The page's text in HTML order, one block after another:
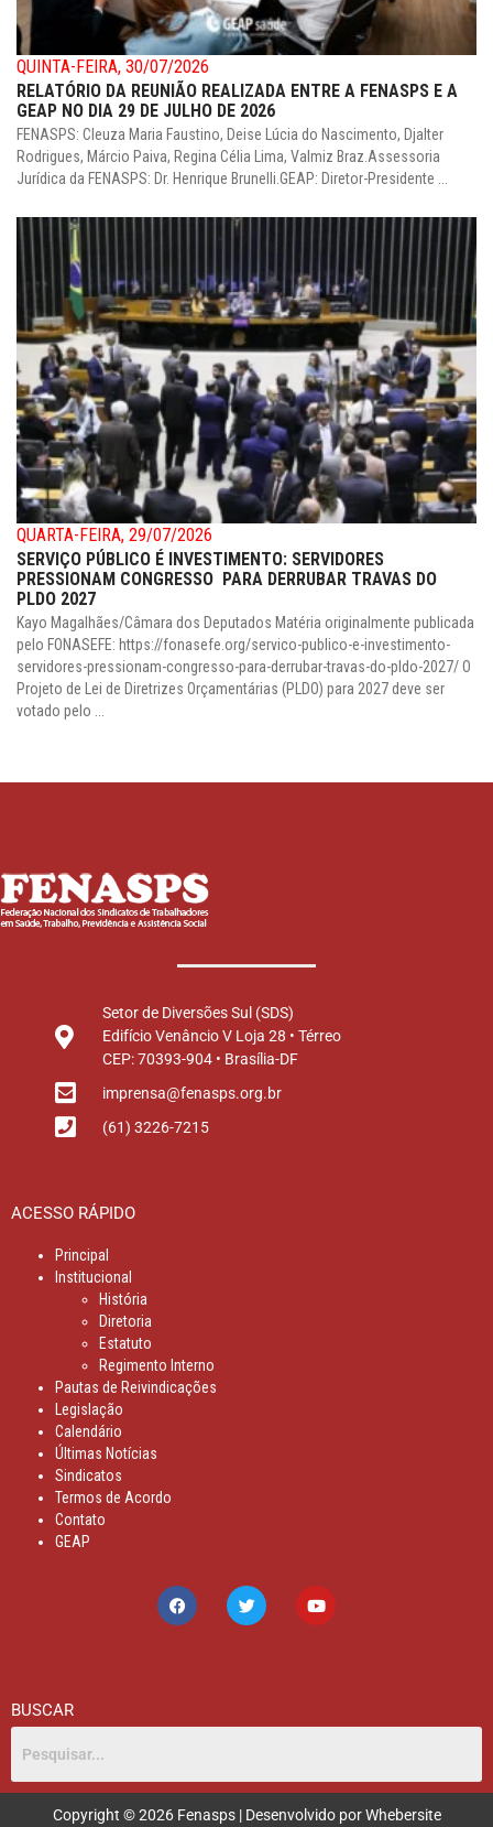
QUINTA-FEIRA, 30/07/2026
RELATÓRIO DA REUNIÃO REALIZADA ENTRE A FENASPS E A
GEAP NO DIA 29 DE JULHO DE 2026
FENASPS: Cleuza Maria Faustino, Deise Lúcia do Nascimento, Djalter
Rodrigues, Márcio Paiva, Regina Célia Lima, Valmiz Braz.Assessoria
Jurídica da FENASPS: Dr. Henrique Brunelli.GEAP: Diretor-Presidente ...
QUARTA-FEIRA, 29/07/2026
SERVIÇO PÚBLICO É INVESTIMENTO: SERVIDORES
PRESSIONAM CONGRESSO PARA DERRUBAR TRAVAS DO
PLDO 2027
Kayo Magalhães/Câmara dos Deputados Matéria originalmente publicada
pelo FONASEFE: https://fonasefe.org/servico-publico-e-investimento-
servidores-pressionam-congresso-para-derrubar-travas-do-pldo-2027/ O
Projeto de Lei de Diretrizes Orçamentárias (PLDO) para 2027 deve ser
votado pelo ...
Setor de Diversões Sul (SDS)
Edifício Venâncio V Loja 28 • Térreo
CEP: 70393-904 • Brasília-DF
imprensa@fenasps.org.br
(61) 3226-7215
ACESSO RÁPIDO
Principal
Institucional
História
Diretoria
Estatuto
Regimento Interno
Pautas de Reivindicações
Legislação
Calendário
Últimas Notícias
Sindicatos
Termos de Acordo
Contato
GEAP
BUSCAR
Copyright © 2026 Fenasps | Desenvolvido por Whebersite